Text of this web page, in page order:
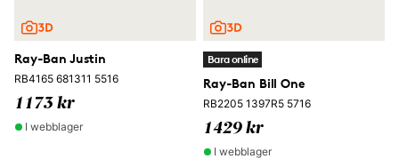
Ray-Ban Justin
RB4165 681311 5516
1173 kr
I webblager
Bara online
Ray-Ban Bill One
RB2205 1397R5 5716
1429 kr
I webblager